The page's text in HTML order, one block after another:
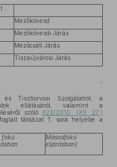
Mezőkövesd
Mezőkövesdi Járás
Mezőcsáti Járás
Tiszaújvárosi Járás
”
Szolgálatról, a
ellátásáról, valamint a
szóló323/2010. (XII. 27.)
táblázat 1. sora helyébe a
fokú
Másodfokú
eljárásban)